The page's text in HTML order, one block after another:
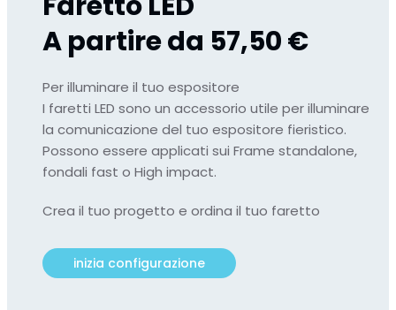
A partire da 57,50 €
Per illuminare il tuo espositore
I faretti LED sono un accessorio utile per illuminare
la comunicazione del tuo espositore fieristico.
Possono essere applicati sui Frame standalone,
fondali fast o High impact.
Crea il tuo progetto e ordina il tuo faretto
inizia configurazione